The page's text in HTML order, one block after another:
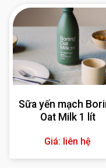
Sữa yến mạch
Oat Milk 1 lít
Giá: liên hệ